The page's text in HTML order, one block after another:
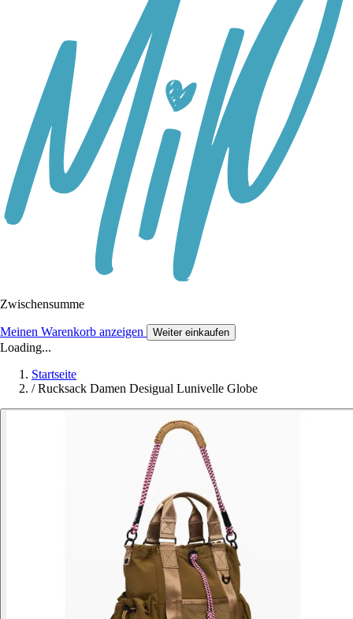
Zwischensumme
Meinen Warenkorb anzeigen Weiter einkaufen
Loading...
Startseite
/ Rucksack Damen Desigual Lunivelle Globe